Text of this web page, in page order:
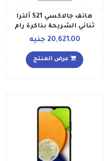
هاتف جالاكسي S21 ألترا
ثنائي الشريحة بذاكرة رام
سعة 12 جيجابايت وذاكرة
يدعم تقنية 5G، لون فضي
فانتوم إصدار الشرق الأوسط
20,621.00 جنيه
عرض المنتج